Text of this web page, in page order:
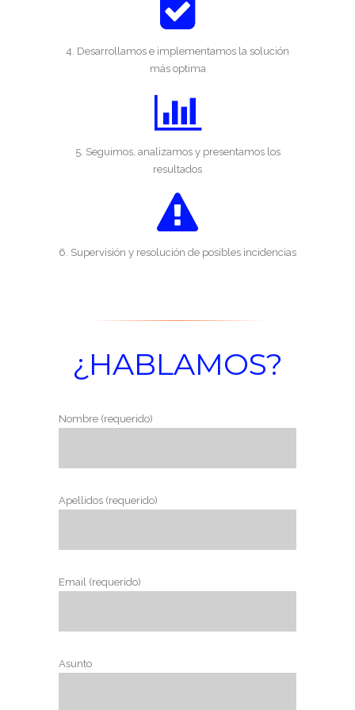
4. Desarrollamos e implementamos la solución
más optima
5. Seguimos, analizamos y presentamos los
resultados
6. Supervisión y resolución de posibles incidencias
¿HABLAMOS?
Nombre (requerido)
Apellidos (requerido)
Email (requerido)
Asunto